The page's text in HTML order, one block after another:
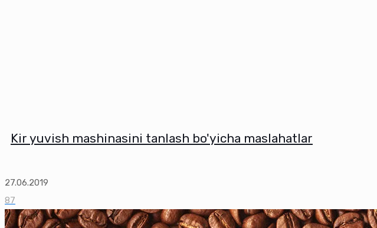
Kir yuvish mashinasini tanlash bo'yicha maslahatlar
27.06.2019
87